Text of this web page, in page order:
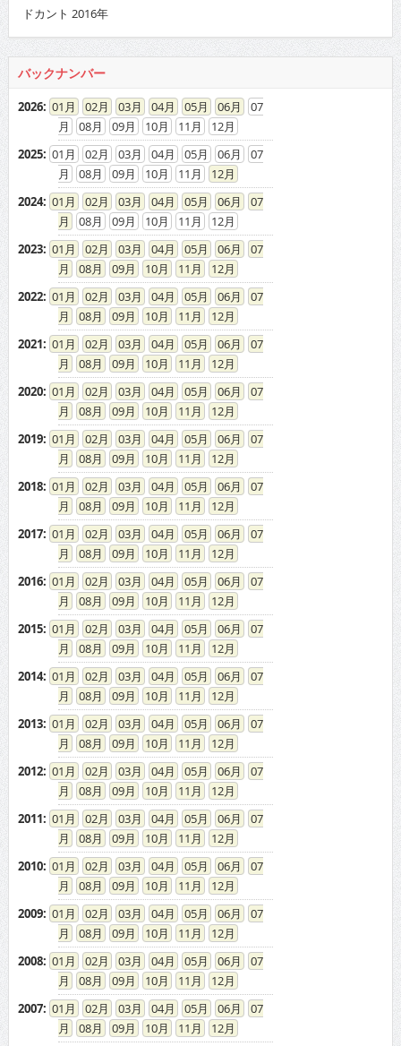
ドカント 2016年
バックナンバー
2026: 01 02 03 04 05 06
07
08
09 10 11
12
2025: 01 02 03 04 05 06
07
08
09 10 11
12
2024: 01 02 03 04 05 06
07
08
09 10 11
12
2023: 01 02 03 04 05 06
07
08
09 10 11
12
2022: 01 02 03 04 05 06
07
08
09 10 11
12
2021: 01 02 03 04 05 06
07
08
09 10 11
12
2020: 01 02 03 04 05 06
07
08
09 10 11
12
2019: 01 02 03 04 05 06
07
08
09 10 11
12
2018: 01 02 03 04 05 06
07
08
09 10 11
12
2017: 01 02 03 04 05 06
07
08
09 10 11
12
2016: 01 02 03 04 05 06
07
08
09 10 11
12
2015: 01 02 03 04 05 06
07
08
09 10 11
12
2014: 01 02 03 04 05 06
07
08
09 10 11
12
2013: 01 02 03 04 05 06
07
08
09 10 11
12
2012: 01 02 03 04 05 06
07
08
09 10 11
12
2011: 01 02 03 04 05 06
07
08
09 10 11
12
2010: 01 02 03 04 05 06
07
08
09 10 11
12
2009: 01 02 03 04 05 06
07
08
09 10 11
12
2008: 01 02 03 04 05 06
07
08
09 10 11
12
2007: 01 02 03 04 05 06
07
08
09 10 11
12